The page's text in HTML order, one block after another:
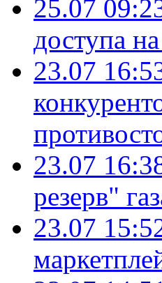
25.07
доступа
23.07
23.07
резерв"
23.07